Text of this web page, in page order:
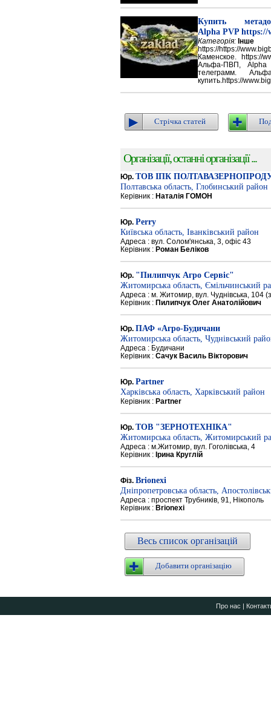
Купить
Alpha PVP https://
Категорія: Інше
https://https://
Каменское. https://
Альфа-ПВП, Alpha
телеграмм.
купить.https://
Стрічка статей
Організації, останні організації ...
Юр. ТОВ ІПК
Полтавська область, Глобинський район
Керівник : Наталія ГОМОН
Юр. Perry
Київська область, Іванківський район
Адреса : вул. Солом'янська, 3, офіс 43
Керівник : Роман Беліков
Юр. "Пилипчук Агро Сервіс"
Житомирська область, Ємільчинський
Адреса : м. Житомир, вул. Чуднівська, 104
Керівник : Пилипчук Олег Анатолійович
Юр. ПАФ «Агро-Будичани
Житомирська область, Чуднівський
Адреса : Будичани
Керівник : Сачук Василь Вікторович
Юр. Partner
Харківська область, Харківський район
Керівник : Partner
Юр. ТОВ "ЗЕРНОТЕХНІКА"
Житомирська область, Житомирський
Адреса : м.Житомир, вул. Гоголівська, 4
Керівник : Ірина Круглій
Фіз. Brionexi
Дніпропетровська область,
Адреса : проспект Трубників, 91, Нікополь
Керівник : Brionexi
Весь список організацій
Добавити організацію
Про нас |